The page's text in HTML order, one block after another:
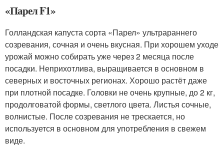
«Парел F1»
Голландская капуста сорта «Парел» ультрараннего
созревания, сочная и очень вкусная. При хорошем уходе
урожай можно собирать уже через 2 месяца после
посадки. Неприхотлива, выращивается в основном в
северных и восточных регионах. Хорошо растёт даже
при плотной посадке. Головки не очень крупные, до 2 кг,
продолговатой формы, светлого цвета. Листья сочные,
волнистые. После созревания не трескается, но
используется в основном для употребления в свежем
виде.